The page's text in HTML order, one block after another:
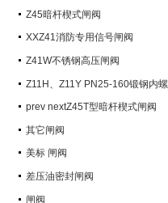
Z45暗杆楔式闸阀
XXZ41消防专用信号闸阀
Z41W不锈钢高压闸阀
Z11H、Z11Y PN25-160锻钢内螺
纹楔式闸阀
prev nextZ45T型暗杆楔式闸阀
其它闸阀
美标 闸阀
差压油密封闸阀
闸阀